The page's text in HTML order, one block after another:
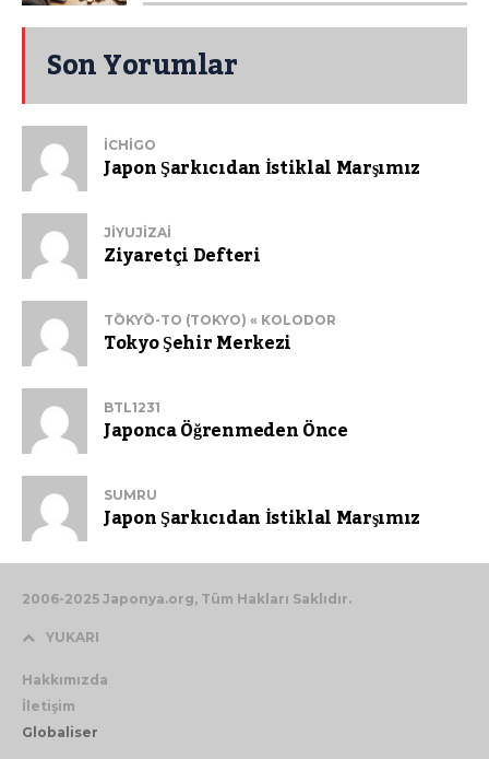
Son Yorumlar
ICHIGO
Japon Şarkıcıdan İstiklal Marşımız
JIYUJIZAI
Ziyaretçi Defteri
TŌKYŌ-TO (TOKYO) « KOLODOR
Tokyo Şehir Merkezi
BTL1231
Japonca Öğrenmeden Önce
SUMRU
Japon Şarkıcıdan İstiklal Marşımız
2006-2025 Japonya.org, Tüm Hakları Saklıdır.
YUKARI
Hakkımızda
İletişim
Globaliser